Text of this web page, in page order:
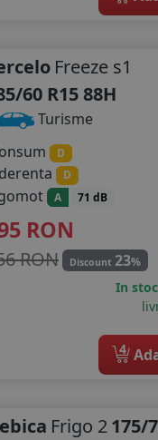
Freeze s1
60 R15 88H
Turisme
D
D
A 71 dB
RON
RON Discount 23%
In
4
Frigo 2175/